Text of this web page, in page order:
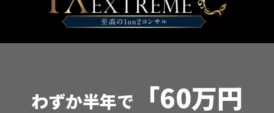
わずか半年で
「60万円